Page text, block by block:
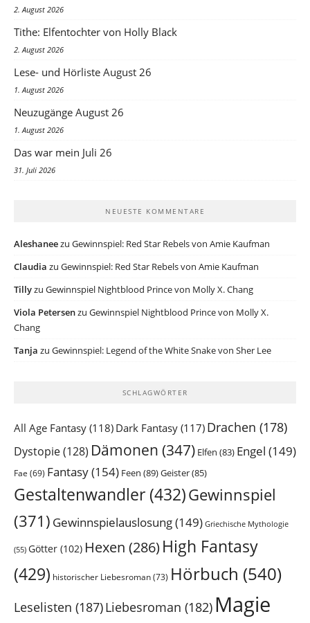
2. August 2026
Tithe: Elfentochter von Holly Black
2. August 2026
Lese- und Hörliste August 26
1. August 2026
Neuzugänge August 26
1. August 2026
Das war mein Juli 26
31. Juli 2026
NEUESTE KOMMENTARE
Aleshaneezu Gewinnspiel: Red Star Rebels von Amie Kaufman
Claudia zu Gewinnspiel: Red Star Rebels von Amie Kaufman
Tillyzu Gewinnspiel Nightblood Prince von Molly X. Chang
Viola Petersenzu Gewinnspiel Nightblood Prince von Molly X.
Chang
Tanja zu Gewinnspiel: Legend of the White Snake von Sher Lee
SCHLAGWÖRTER
All Age Fantasy (118) Dark Fantasy (117) Drachen (178)
Dystopie(128) Dämonen (347) Elfen (83) Engel (149)
Fae (69) Fantasy(154) Feen (89)Geister(85)
Gestaltenwandler (432)Gewinnspiel
(371) Gewinnspielauslosung(149) Griechische Mythologie
(55) Götter (102) Hexen (286) High Fantasy
(429) historischer Liebesroman(73) Hörbuch (540)
Leselisten (187)Liebesroman (182) Magie